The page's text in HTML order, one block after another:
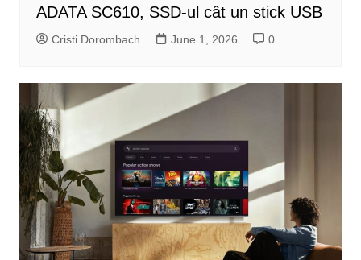
ADATA SC610, SSD-ul cât un stick USB
Cristi Dorombach June 1, 2026 0